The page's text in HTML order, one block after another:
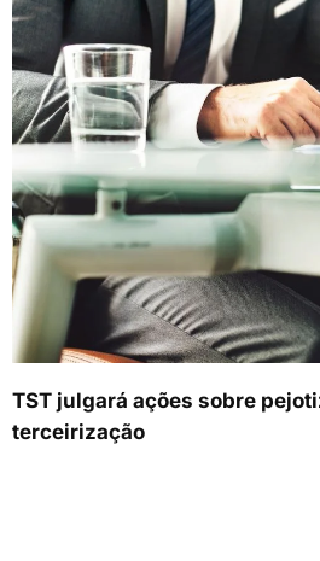
TST julgará ações sobre
terceirização